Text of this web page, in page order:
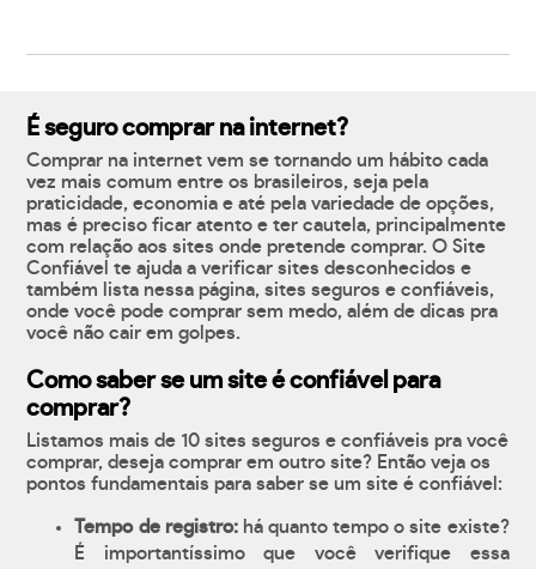
É seguro comprar na internet?
Comprar na internet vem se tornando um hábito cada
vez mais comum entre os brasileiros, seja pela
praticidade, economia e até pela variedade de opções,
mas é preciso ficar atento e ter cautela, principalmente
com relação aos sites onde pretende comprar. O Site
Confiável te ajuda a verificar sites desconhecidos e
também lista nessa página, sites seguros e confiáveis,
onde você pode comprar sem medo, além de dicas pra
você não cair em golpes.
Como saber se um site é confiável para
comprar?
Listamos mais de 10 sites seguros e confiáveis pra você
comprar, deseja comprar em outro site? Então veja os
pontos fundamentais para saber se um site é confiável:
Tempo de registro:há quanto tempo o site existe?
É importantíssimo que você verifique essa